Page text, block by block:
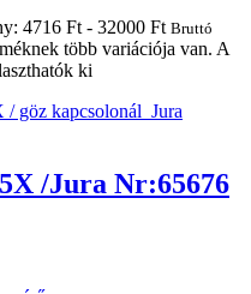
4716 Ft - 32000 Ft Bruttó
több variációja van. A
ki
/Jura Nr:65676